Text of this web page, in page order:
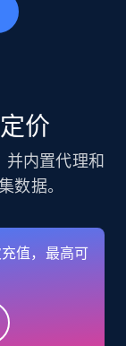
Is
Is
Is
册使用
价
内置代理和
数据。
值，最高可